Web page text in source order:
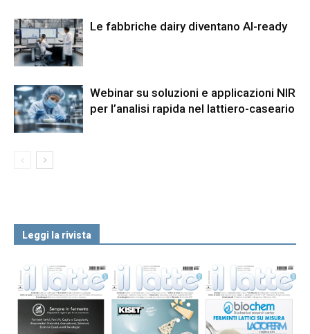
Le fabbriche dairy diventano AI-ready
Webinar su soluzioni e applicazioni NIR
per l’analisi rapida nel lattiero-caseario
Leggi la rivista